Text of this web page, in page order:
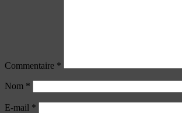
Commentaire *
Nom *
E-mail *